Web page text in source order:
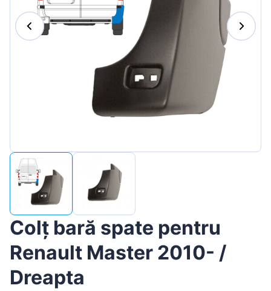
Magyar
Lietuvių
Hrvatski
Português
Slovenian
Latvian
Colț bară spate pentru
Renault Master 2010- /
Dreapta